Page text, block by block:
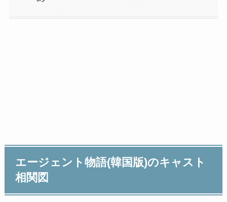
エージェント物語(韓国版)のキャスト
相関図